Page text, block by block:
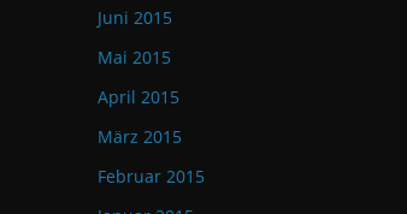
Juni 2015
Mai 2015
April 2015
März 2015
Februar 2015